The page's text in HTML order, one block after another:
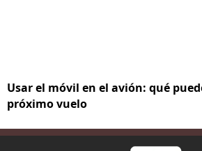
Usar el móvil en el avión: qué
próximo vuelo